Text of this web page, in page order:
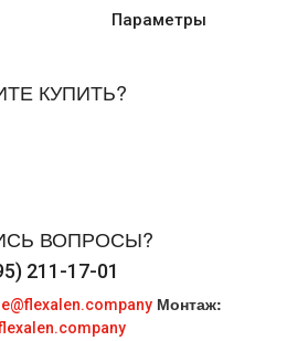
Параметры
КУПИТЬ?
ВОПРОСЫ?
211-17-01
Монтаж: